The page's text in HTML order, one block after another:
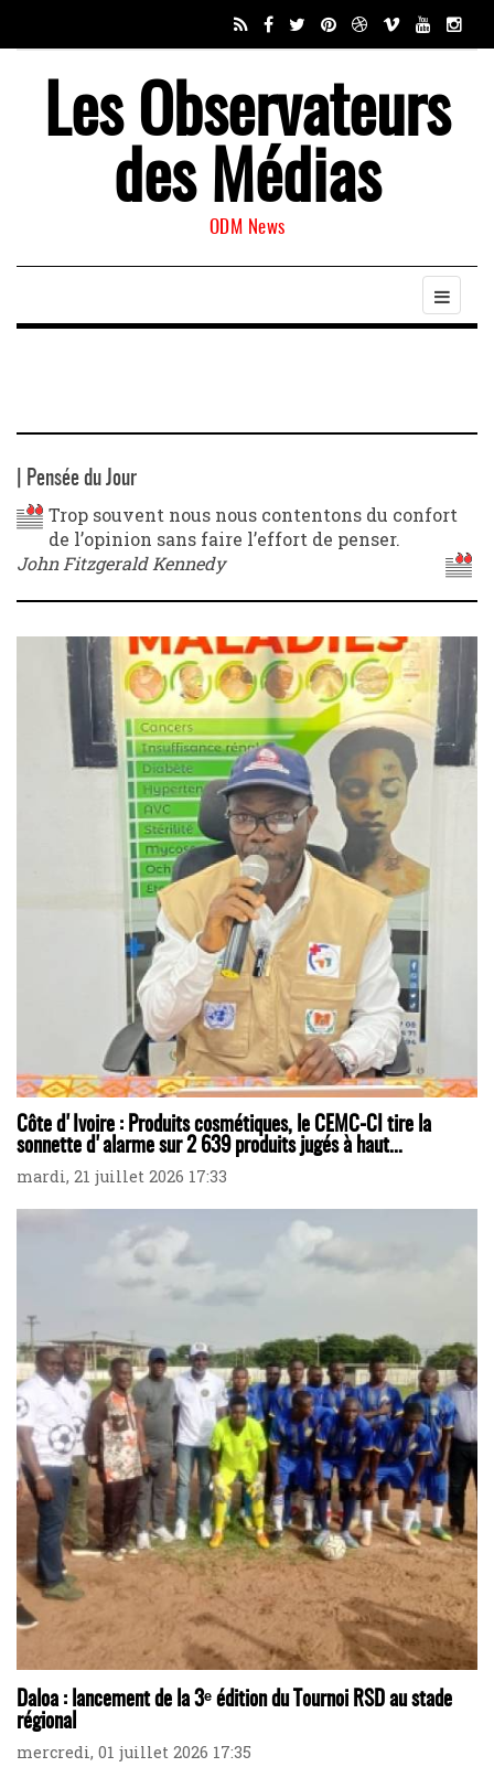
Les Observateurs
des Médias
ODM News
| Pensée du Jour
Trop souvent nous nous contentons du confort
de l’opinion sans faire l’effort de penser.
John Fitzgerald Kennedy
Côte d'Ivoire : Produits cosmétiques, le CEMC-CI tire la
sonnette d'alarme sur 2 639 produits jugés à haut...
mardi, 21 juillet 2026 17:33
Daloa : lancement de la 3ᵉ édition du Tournoi RSD au stade
régional
mercredi, 01 juillet 2026 17:35